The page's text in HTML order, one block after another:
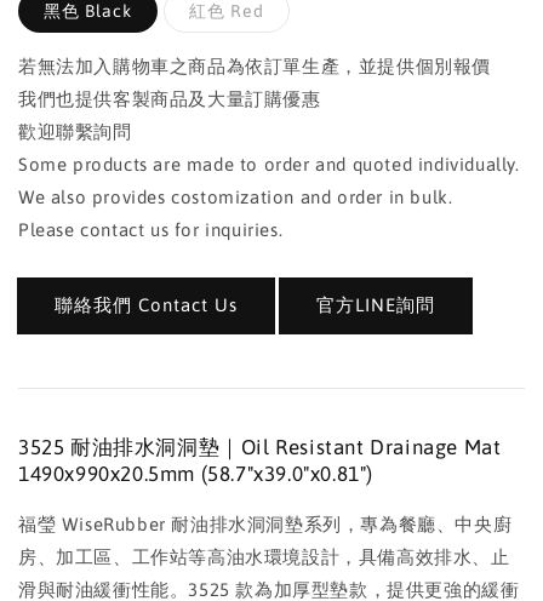
黑色 Black 紅色 Red
若無法加入購物車之商品為依訂單生產，並提供個別報價
我們也提供客製商品及大量訂購優惠
歡迎聯繫詢問
Some products are made to order and quoted individually.
We also provides costomization and order in bulk.
Please contact us for inquiries.
聯絡我們 Contact Us 官方LINE詢問
3525 耐油排水洞洞墊｜Oil Resistant Drainage Mat
1490x990x20.5mm (58.7"x39.0"x0.81")
福瑩 WiseRubber 耐油排水洞洞墊系列，專為餐廳、中央廚
房、加工區、工作站等高油水環境設計，具備高效排水、止
滑與耐油緩衝性能。3525 款為加厚型墊款，提供更強的緩衝